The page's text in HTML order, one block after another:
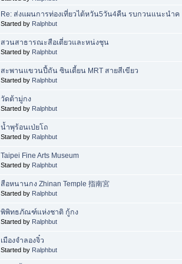
Re: ส่งแผนการท่องเที่ยวไต้หวัน5วัน4คืน รบกวนแนะนำค
Started by Ralphbut
สวนสาธารณะสือเตี่ยวและหน่งชุน
Started by Ralphbut
สะพานแขวนปี้ถัน ซินเตี้ยน MRT สายสีเขียว
Started by Ralphbut
วัดต้ามู่กง
Started by Ralphbut
น้ำพุร้อนเป่ยโถ
Started by Ralphbut
Taipei Fine Arts Museum
Started by Ralphbut
สือหนานกง Zhinan Temple 指南宮
Started by Ralphbut
พิพิทธภัณฑ์แห่งชาติ กู้กง
Started by Ralphbut
เมืองจำลองจิ๋ว
Started by Ralphbut